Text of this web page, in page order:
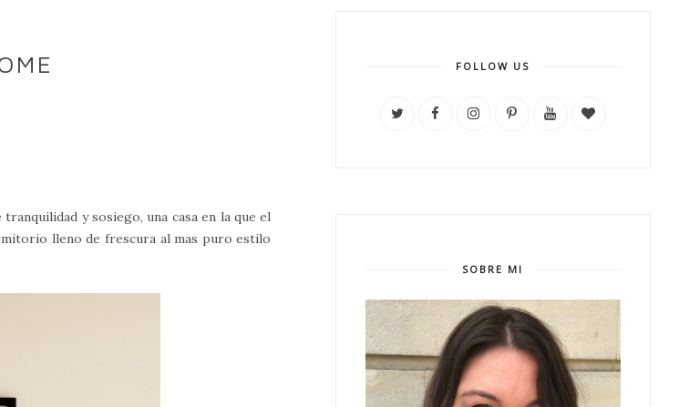
y sosiego, una casa en la que el
lleno de frescura al mas puro estilo
FOLLOW US
SOBRE MI